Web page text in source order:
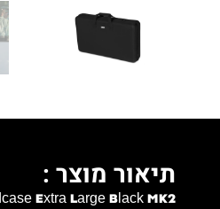
תיאור מוצר :
Extra Large Black MK2